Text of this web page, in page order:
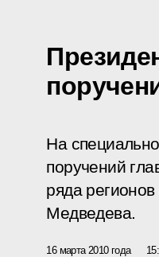
На
поручений
ряда
Медведева.
16 марта 2010 года